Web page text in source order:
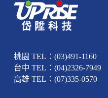
桃園 TEL：(03)491-1160
台中 TEL：(04)2326-7949
高雄 TEL：(07)335-0570